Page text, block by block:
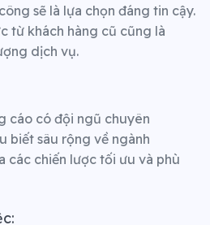
sẽ là lựa chọn đáng tin cậy.
từ khách hàng cũ cũng là
dịch vụ.
cáo có đội ngũ chuyên
biết sâu rộng về ngành
các chiến lược tối ưu và phù